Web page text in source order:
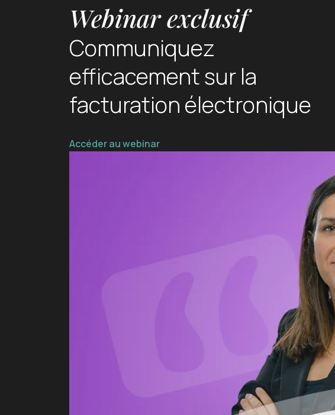
Webinar exclusif
Communiquez
efficacement sur la
facturation électronique
Accéder au webinar